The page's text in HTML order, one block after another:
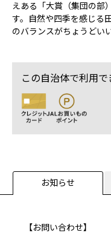
えある「大賞（集団の部
す。自然や四季を感じる
のバランスがちょうどい
この自治体で利用
お知らせ
【お問い合わせ】